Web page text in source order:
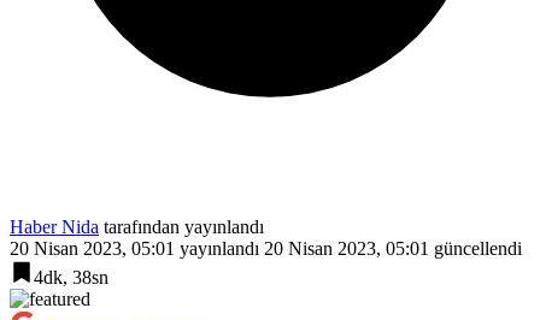
Haber Nida tarafından yayınlandı
20 Nisan 2023, 05:01 yayınlandı 20 Nisan 2023, 05:01 güncellendi
4dk, 38sn